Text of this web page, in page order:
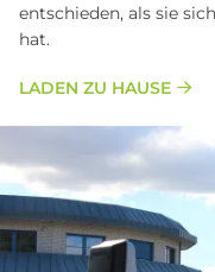
entschieden, als sie
hat.
LADEN ZU HAUSE